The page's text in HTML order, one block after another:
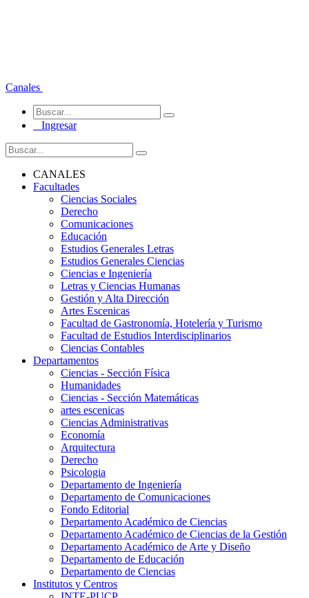
Canales
Ingresar
CANALES
Facultades
Ciencias Sociales
Derecho
Comunicaciones
Educación
Estudios Generales Letras
Estudios Generales Ciencias
Ciencias e Ingeniería
Letras y Ciencias Humanas
Gestión y Alta Dirección
Artes Escenicas
Facultad de Gastronomía, Hotelería y Turismo
Facultad de Estudios Interdisciplinarios
Ciencias Contables
Departamentos
Ciencias - Sección Física
Humanidades
Ciencias - Sección Matemáticas
artes escenicas
Ciencias Administrativas
Economía
Arquitectura
Derecho
Psicologia
Departamento de Ingeniería
Departamento de Comunicaciones
Fondo Editorial
Departamento Académico de Ciencias
Departamento Académico de Ciencias de la Gestión
Departamento Académico de Arte y Diseño
Departamento de Educación
Departamento de Ciencias
Institutos y Centros